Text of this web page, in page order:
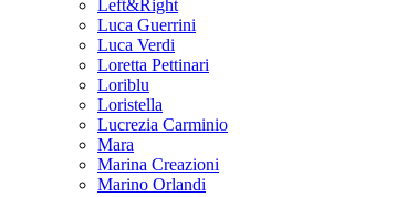
Left&Right
Luca Guerrini
Luca Verdi
Loretta Pettinari
Loriblu
Loristella
Lucrezia Carminio
Mara
Marina Creazioni
Marino Orlandi